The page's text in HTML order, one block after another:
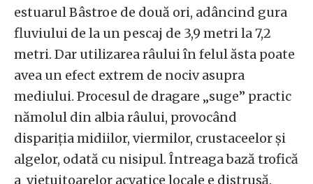
estuarul Bâstroe de două ori, adâncind gura
fluviului de la un pescaj de 3,9 metri la 7,2
metri. Dar utilizarea râului în felul ăsta poate
avea un efect extrem de nociv asupra
mediului. Procesul de dragare „suge” practic
nămolul din albia râului, provocând
dispariția midiilor, viermilor, crustaceelor ​​și
algelor, odată cu nisipul. Întreaga bază trofică
a viețuitoarelor acvatice locale e distrusă.